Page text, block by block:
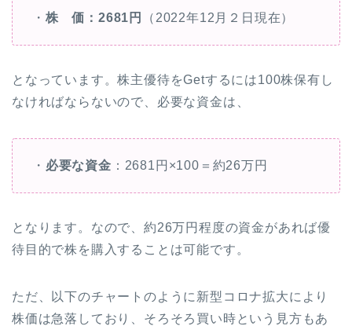
・ 株 価：2681円 （2022年12月２日現在）
となっています。株主優待をGetするには100株保有し
なければならないので、必要な資金は、
・ 必要な資金 ：2681円×100＝約26万円
となります。なので、約26万円程度の資金があれば優
待目的で株を購入することは可能です。
ただ、以下のチャートのように新型コロナ拡大により
株価は急落しており、そろそろ買い時という見方もあ